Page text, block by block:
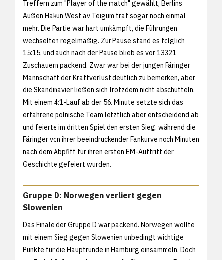
Treffern zum "Player of the match" gewählt, Berlins
Außen Hakun West av Teigum traf sogar noch einmal
mehr. Die Partie war hart umkämpft, die Führungen
wechselten regelmäßig. Zur Pause stand es folglich
15:15, und auch nach der Pause blieb es vor 13321
Zuschauern packend. Zwar war bei der jungen Färinger
Mannschaft der Kraftverlust deutlich zu bemerken, aber
die Skandinavier ließen sich trotzdem nicht abschütteln.
Mit einem 4:1-Lauf ab der 56. Minute setzte sich das
erfahrene polnische Team letztlich aber entscheidend ab
und feierte im dritten Spiel den ersten Sieg, während die
Färinger von ihrer beeindruckender Fankurve noch Minuten
nach dem Abpfiff für ihren ersten EM-Auftritt der
Geschichte gefeiert wurden.
Gruppe D: Norwegen verliert gegen
Slowenien
Das Finale der Gruppe D war packend. Norwegen wollte
mit einem Sieg gegen Slowenien unbedingt wichtige
Punkte für die Hauptrunde in Hamburg einsammeln. Doch